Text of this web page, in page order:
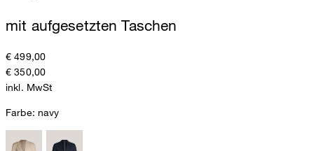
mit aufgesetzten Taschen
€ 499,00
€ 350,00
inkl. MwSt
Farbe: navy